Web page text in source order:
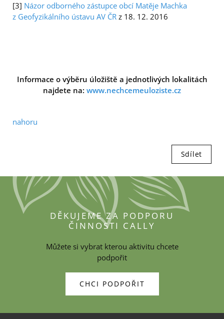
[3] Názor odborného zástupce obcí Matěje Machka
z Geofyzikálního ústavu AV ČR z 18. 12. 2016
Informace o výběru úložiště a jednotlivých lokalitách
najdete na: www.nechcemeuloziste.cz
nahoru
Sdílet
DĚKUJEME ZA PODPORU
ČINNOSTI CALLY
Můžete si vybrat kterou aktivitu chcete
podpořit
CHCI PODPOŘIT